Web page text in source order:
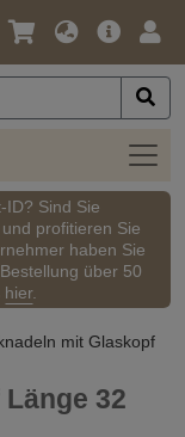
Sprache
Währung
ID? Sind Sie
profitieren Sie
haben Sie
über 50
hier.
mit Glaskopf
32